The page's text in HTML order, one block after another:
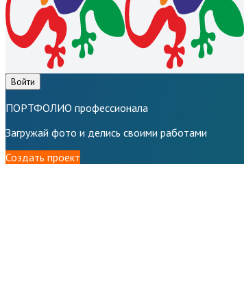
Войти
ПОРТФОЛИО профессионала
Загружай фото и делись своими работами
Создать проект